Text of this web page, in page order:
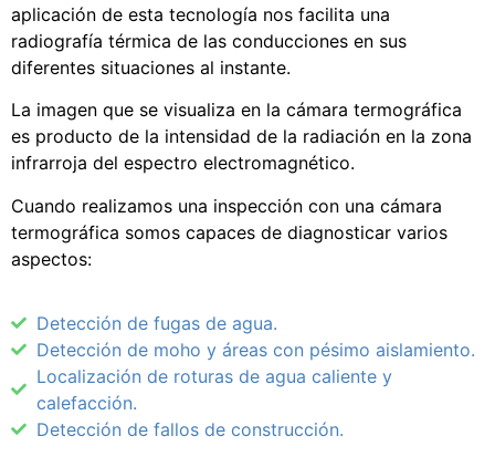
aplicación de esta tecnología nos facilita una
radiografía térmica de las conducciones en sus
diferentes situaciones al instante.
La imagen que se visualiza en la cámara termográfica
es producto de la intensidad de la radiación en la zona
infrarroja del espectro electromagnético.
Cuando realizamos una inspección con una cámara
termográfica somos capaces de diagnosticar varios
aspectos:
Detección de fugas de agua.
Detección de moho y áreas con pésimo aislamiento.
Localización de roturas de agua caliente y
calefacción.
Detección de fallos de construcción.